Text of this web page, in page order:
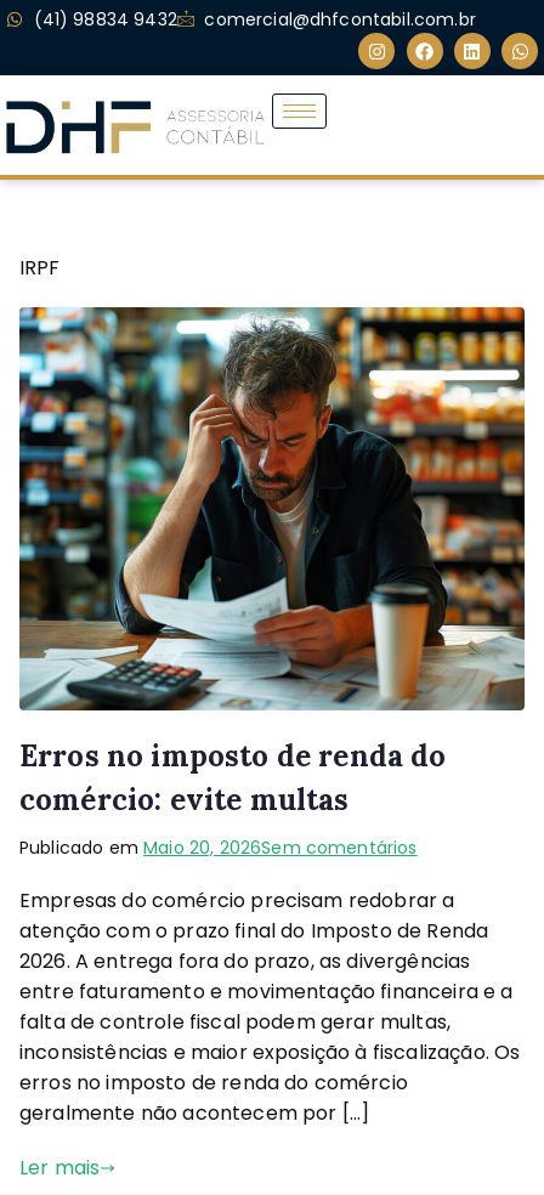
(41) 98834 9432 comercial@dhfcontabil.com.br
IRPF
Erros no imposto de renda do
comércio: evite multas
Publicado emMaio 20, 2026Sem comentários
Empresas do comércio precisam redobrar a
atenção com o prazo final do Imposto de Renda
2026. A entrega fora do prazo, as divergências
entre faturamento e movimentação financeira e a
falta de controle fiscal podem gerar multas,
inconsistências e maior exposição à fiscalização. Os
erros no imposto de renda do comércio
geralmente não acontecem por […]
Ler mais